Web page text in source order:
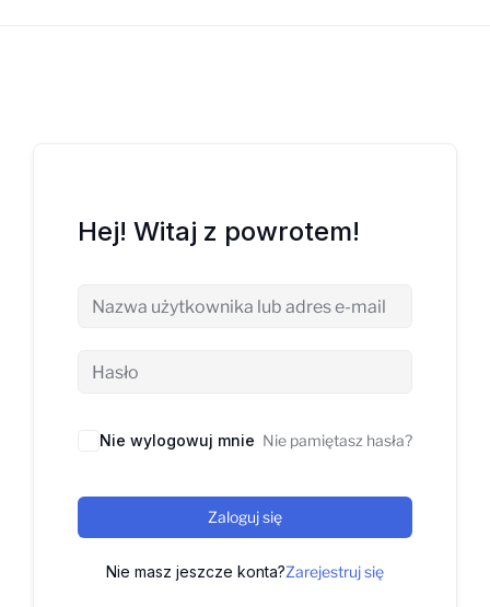
Hej! Witaj z powrotem!
Nie wylogowuj mnie Nie pamiętasz hasła?
Zaloguj się
Nie masz jeszcze konta?Zarejestruj się